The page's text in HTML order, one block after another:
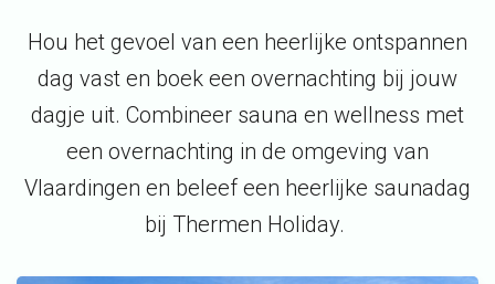
Hou het gevoel van een heerlijke ontspannen
dag vast en boek een overnachting bij jouw
dagje uit. Combineer sauna en wellness met
een overnachting in de omgeving van
Vlaardingen en beleef een heerlijke saunadag
bij Thermen Holiday.